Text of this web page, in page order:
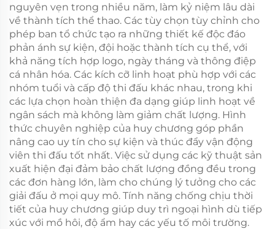
nguyên vẹn trong nhiều năm, làm kỷ niệm lâu dài
về thành tích thể thao. Các tùy chọn tùy chỉnh cho
phép ban tổ chức tạo ra những thiết kế độc đáo
phản ánh sự kiện, đội hoặc thành tích cụ thể, với
khả năng tích hợp logo, ngày tháng và thông điệp
cá nhân hóa. Các kích cỡ linh hoạt phù hợp với các
nhóm tuổi và cấp độ thi đấu khác nhau, trong khi
các lựa chọn hoàn thiện đa dạng giúp linh hoạt về
ngân sách mà không làm giảm chất lượng. Hình
thức chuyên nghiệp của huy chương góp phần
nâng cao uy tín cho sự kiện và thúc đẩy vận động
viên thi đấu tốt nhất. Việc sử dụng các kỹ thuật sản
xuất hiện đại đảm bảo chất lượng đồng đều trong
các đơn hàng lớn, làm cho chúng lý tưởng cho các
giải đấu ở mọi quy mô. Tính năng chống chịu thời
tiết của huy chương giúp duy trì ngoại hình dù tiếp
xúc với mồ hôi, độ ẩm hay các yếu tố môi trường.